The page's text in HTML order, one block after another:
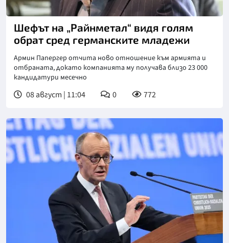
Снимка: ДПА
Шефът на „Райнметал“ видя голям
обрат сред германските младежи
Армин Папергер отчита ново отношение към армията и
отбраната, докато компанията му получава близо 23 000
кандидатури месечно
08 август | 11:04 0 772